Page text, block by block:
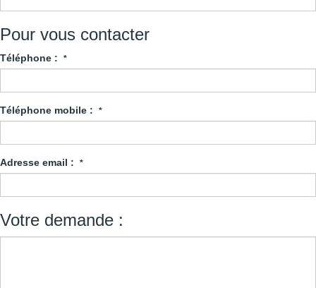
Pour vous contacter
Téléphone : *
Téléphone mobile : *
Adresse email : *
Votre demande :